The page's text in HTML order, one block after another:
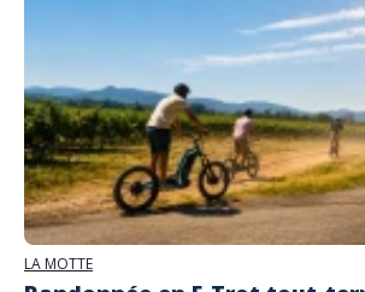
LA MOTTE